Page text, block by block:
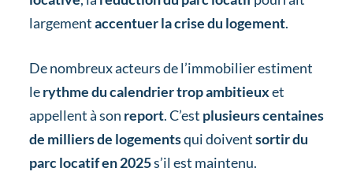
largementaccentuer la crise du logement.
De nombreux acteurs de l’immobilier estiment
lerythme du calendrier trop ambitieuxet
appellent à son report. C’est plusieurs centaines
de milliers de logementsqui doiventsortir du
parc locatif en 2025s’il est maintenu.